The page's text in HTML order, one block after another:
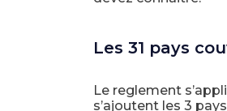
Les 31 pays
Le reglement
s’ajoutent les 3